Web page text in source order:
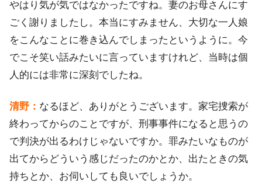
やはり気が気ではなかったですね。妻のお母さんにす
ごく謝りましたし。本当にすみません、大切な一人娘
をこんなことに巻き込んでしまったというように。今
でこそ笑い話みたいに言っていますけれど、当時は個
人的には非常に深刻でしたね。
清野： なるほど、ありがとうございます。家宅捜索が
終わってからのことですが、刑事事件になると思うの
で判決が出るわけじゃないですか。罪みたいなものが
出てからどういう感じだったのかとか、出たときの気
持ちとか、お伺いしても良いでしょうか。